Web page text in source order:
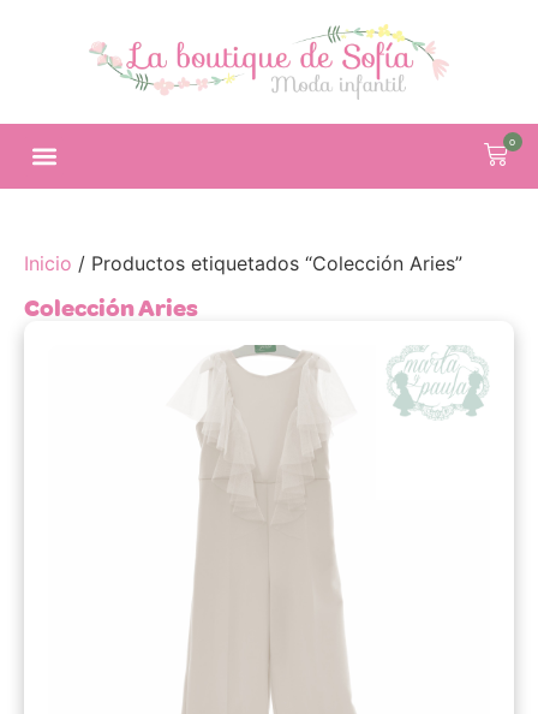
0
Inicio / Productos etiquetados “Colección Aries”
Colección Aries